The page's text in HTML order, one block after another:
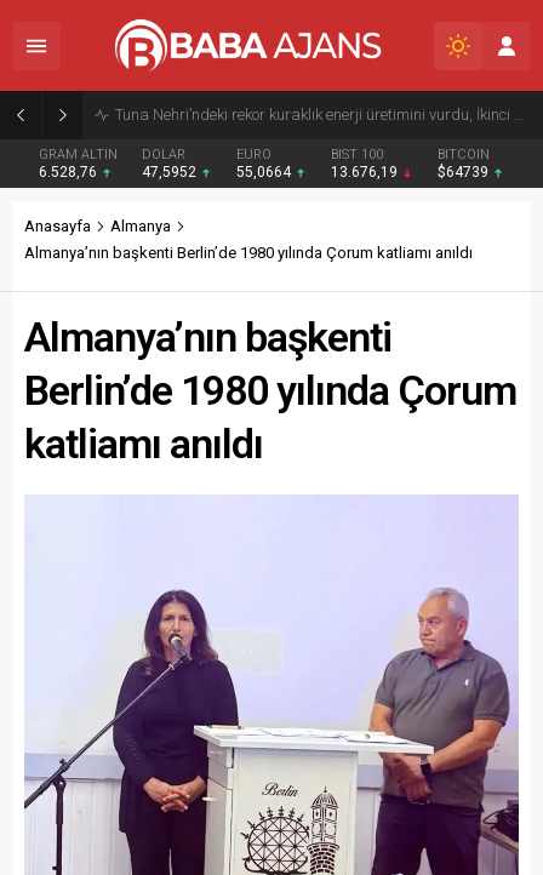
Tuna Nehri’ndeki rekor kuraklık enerji üretimini vurdu, İkinci Dünya Savaşı’ndan kalma gemi enkazlarını ortaya çıkardı
GRAM ALTIN
6.528,76
DOLAR
47,5952
EURO
55,0664
BIST 100
13.676,19
BITCOIN
$64739
Anasayfa
Almanya
Almanya’nın başkenti Berlin’de 1980 yılında Çorum katliamı anıldı
Almanya’nın başkenti
Berlin’de 1980 yılında Çorum
katliamı anıldı